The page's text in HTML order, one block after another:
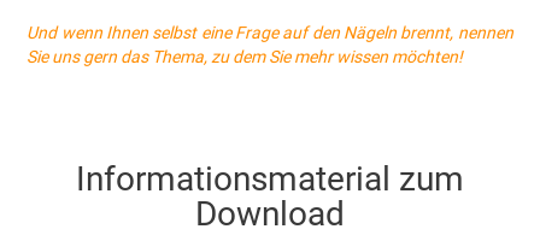
Und wenn Ihnen selbst eine Frage auf den Nägeln brennt, nennen
Sie uns gern das Thema, zu dem Sie mehr wissen möchten!
Informationsmaterial zum
Download